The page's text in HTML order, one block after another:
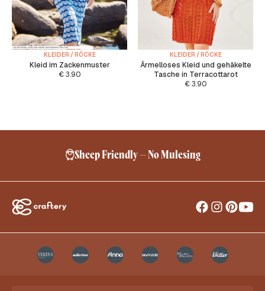
KLEIDER / RÖCKE
Kleid im Zackenmuster
€3.90
KLEIDER / RÖCKE
Ärmelloses Kleid und gehäkelte
Tasche in Terracottarot
€3.90
Sheep Friendly – No Mulesing